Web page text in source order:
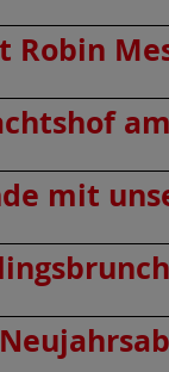
Robin
mit